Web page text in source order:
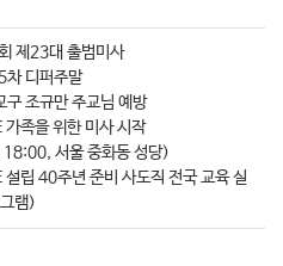
제23대 출범미사
디퍼주말
조규만 주교님 예방
족을 위한 미사 시작
18:00, 서울 중화동 성당)
립 40주년 준비 사도직 전국 교육 실
램)